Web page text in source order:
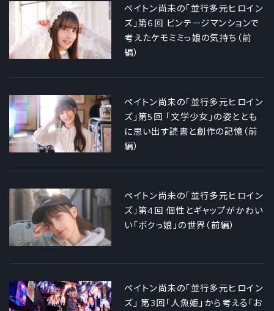
ペイトン尚未の「並行多元ヒロイン
ズ」第6回 ビンテージマンションで
考えたケモミミっ娘の気持ち（前
編）
ペイトン尚未の「並行多元ヒロイン
ズ」第5回 「文学少女」の姿ととも
に思い出す読書と創作の記憶（前
編）
ペイトン尚未の「並行多元ヒロイン
ズ」第4回 個性とギャップがかわい
い「ボクっ娘」の世界（前編）
ペイトン尚未の「並行多元ヒロイン
ズ」 第3回「人魚姫」から考える「お